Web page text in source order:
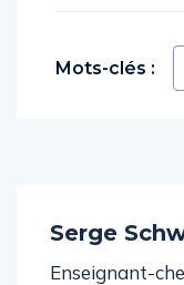
Mots-clés :
Serge
Enseignant-